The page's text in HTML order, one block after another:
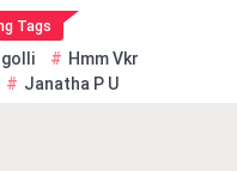
Tags
Hmm Vkr
Janatha P U